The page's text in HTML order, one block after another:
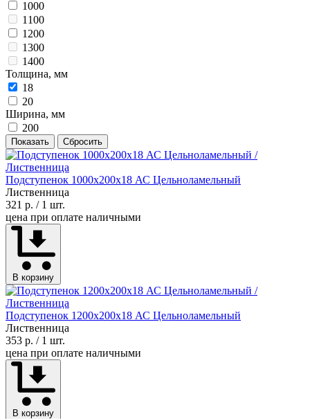
1000
1100
1200
1300
1400
Толщина, мм
18
20
Ширина, мм
200
Показать Сбросить
Подступенок 1000х200х18 АС Цельноламельный
Лиственница
321 р. / 1 шт.
цена при оплате наличными
В корзину
Подступенок 1200х200х18 АС Цельноламельный
Лиственница
353 р. / 1 шт.
цена при оплате наличными
В корзину